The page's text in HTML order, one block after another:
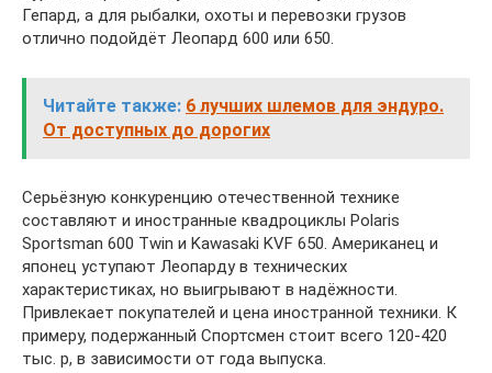
Гепард, а для рыбалки, охоты и перевозки грузов
отлично подойдёт Леопард 600 или 650.
Читайте также: 6 лучших шлемов для эндуро.
От доступных до дорогих
Серьёзную конкуренцию отечественной технике
составляют и иностранные квадроциклы Polaris
Sportsman 600 Twin и Kawasaki KVF 650. Американец и
японец уступают Леопарду в технических
характеристиках, но выигрывают в надёжности.
Привлекает покупателей и цена иностранной техники. К
примеру, подержанный Спортсмен стоит всего 120-420
тыс. р, в зависимости от года выпуска.